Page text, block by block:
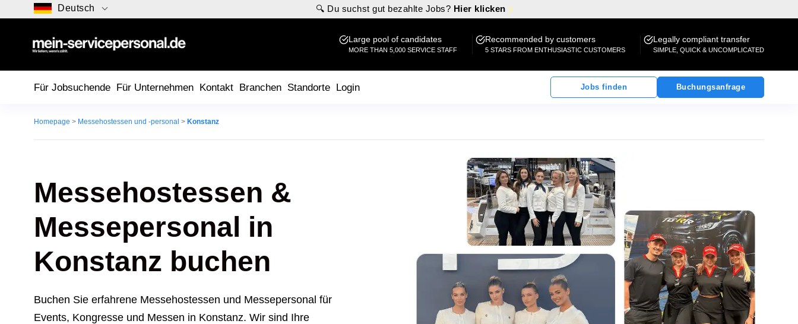
Deutsch 🔍 Du suchst gut bezahlte Jobs? Hier klicken
Large pool of candidates
MORE THAN 5,000 SERVICE STAFF
Recommended by customers
5 STARS FROM ENTHUSIASTIC CUSTOMERS
Legally compliant transfer
SIMPLE, QUICK & UNCOMPLICATED
Für Jobsuchende Für Unternehmen Kontakt Branchen Standorte Login Jobs finden Buchungsanfrage
Homepage > Messehostessen und -personal > Konstanz
Messehostessen &
Messepersonal in
Konstanz buchen
Buchen Sie erfahrene Messehostessen und Messepersonal für
Events, Kongresse und Messen in Konstanz. Wir sind Ihre